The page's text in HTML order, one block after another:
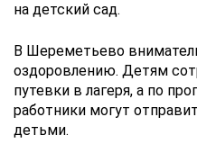
на детский сад.
В Шереметьево
оздоровлению. Детям
путевки в лагеря, а по
работники могут
детьми.